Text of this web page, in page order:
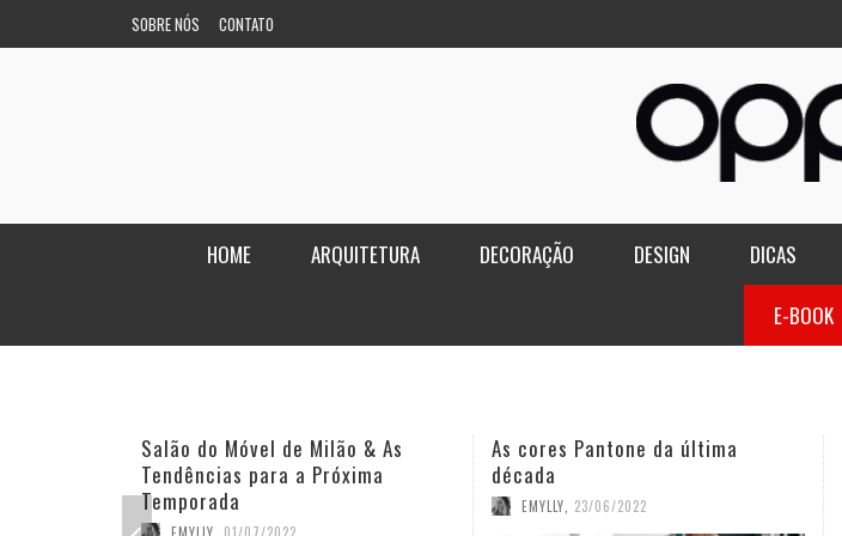
SOBRE NÓS CONTATO
HOME ARQUITETURA DECORAÇÃO DESIGN DICAS
E-BOOK
Salão do Móvel de Milão & As
Tendências para a Próxima
Temporada
As cores Pantone da última
década
EMYLLY 23/06/2022